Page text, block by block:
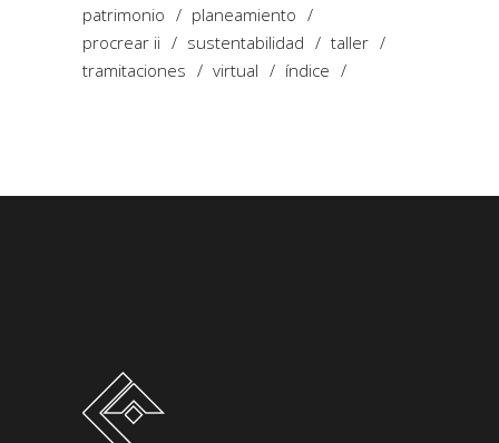
patrimonio
planeamiento
procrear ii
sustentabilidad
taller
tramitaciones
virtual índice